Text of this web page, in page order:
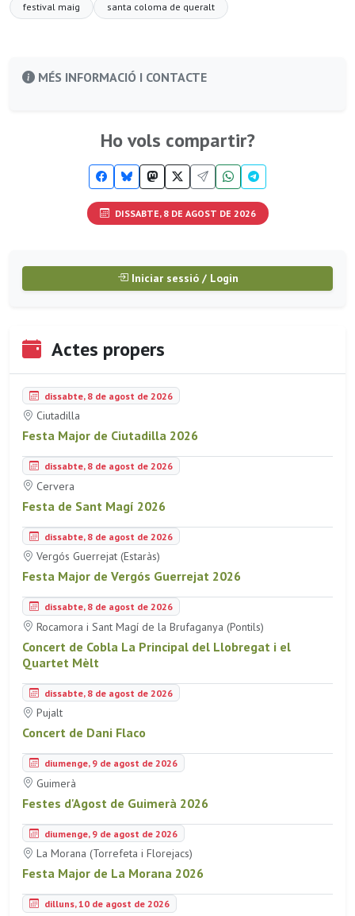
festival maig santa coloma de queralt
MÉS INFORMACIÓ I CONTACTE
Ho vols compartir?
DISSABTE, 8 DE AGOST DE 2026
Iniciar sessió / Login
Actes propers
dissabte, 8 de agost de 2026
Ciutadilla
Festa Major de Ciutadilla 2026
dissabte, 8 de agost de 2026
Cervera
Festa de Sant Magí 2026
dissabte, 8 de agost de 2026
Vergós Guerrejat (Estaràs)
Festa Major de Vergós Guerrejat 2026
dissabte, 8 de agost de 2026
Rocamora i Sant Magí de la Brufaganya (Pontils)
Concert de Cobla La Principal del Llobregat i el
Quartet Mèlt
dissabte, 8 de agost de 2026
Pujalt
Concert de Dani Flaco
diumenge, 9 de agost de 2026
Guimerà
Festes d'Agost de Guimerà 2026
diumenge, 9 de agost de 2026
La Morana (Torrefeta i Florejacs)
Festa Major de La Morana 2026
dilluns, 10 de agost de 2026